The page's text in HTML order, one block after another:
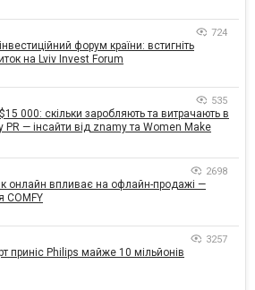
724
форум країни: встигніть
на Lviv Invest Forum
535
000: скільки заробляють та витрачають в
PR — інсайти від znamy та Women Make
2698
як онлайн впливає на офлайн-продажі —
COMFY
3257
приніс Philips майже 10 мільйонів